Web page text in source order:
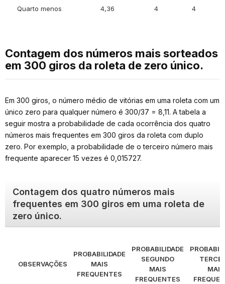
Quarto menos 4,36 4 4
Contagem dos números mais sorteados
em 300 giros da roleta de zero único.
Em 300 giros, o número médio de vitórias em uma roleta com um
único zero para qualquer número é 300/37 = 8,11. A tabela a
seguir mostra a probabilidade de cada ocorrência dos quatro
números mais frequentes em 300 giros da roleta com duplo
zero. Por exemplo, a probabilidade de o terceiro número mais
frequente aparecer 15 vezes é 0,015727.
Contagem dos quatro números mais
frequentes em 300 giros em uma roleta de
zero único.
OBSERVAÇÕES
PROBABILIDADE
MAIS
FREQUENTES
PROBABILIDADE
SEGUNDO
MAIS
FREQUENTES
MAIS